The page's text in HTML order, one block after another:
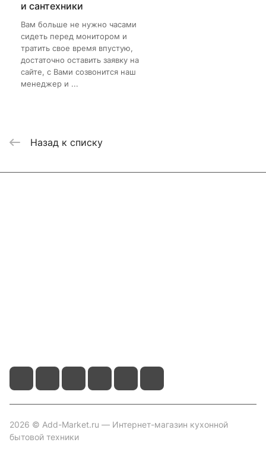
и сантехники
Вам больше не нужно часами
сидеть перед монитором и
тратить свое время впустую,
достаточно оставить заявку на
сайте, с Вами созвонится наш
менеджер и ...
Назад к списку
2026 © Add-Market.ru — Интернет-магазин кухонной
бытовой техники